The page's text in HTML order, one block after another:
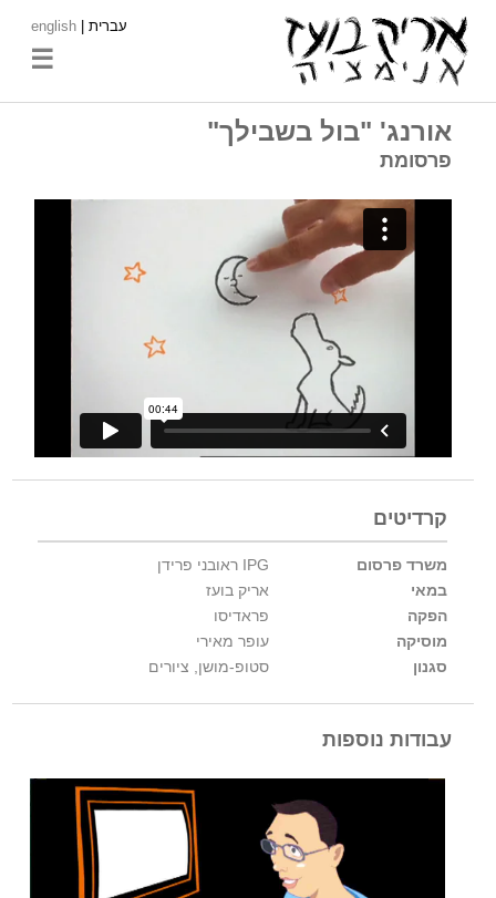
עברית | english
☰
אורנג' "בול בשבילך"
פרסומת
קרדיטים
משרד פרסום
IPG ראובני פרידן
במאי
אריק בועז
הפקה
פראדיסו
מוסיקה
עופר מאירי
סגנון
סטופ-מושן, ציורים
עבודות נוספות